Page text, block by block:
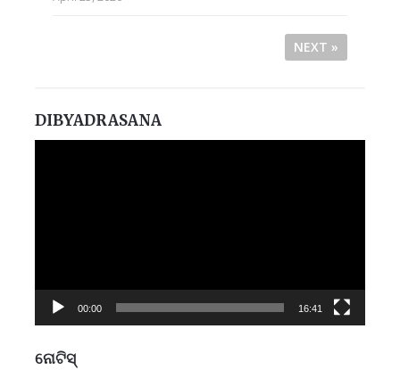
NEXT »
DIBYADRASANA
00:00 16:41
ନୋଟିସ୍